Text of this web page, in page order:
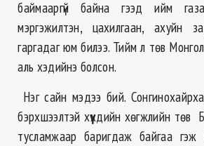
баймааргүй байна гээд ийм
мэргэжилтэн, цахилгаан, ахуйн
гаргадаг юм билээ. Тийм л төв
аль хэдийнэ болсон.
Нэг сайн мэдээ бий.
бэрхшээлтэй хүүхдийн хөгжлийн төв
тусламжаар баригдаж байгаа гэж